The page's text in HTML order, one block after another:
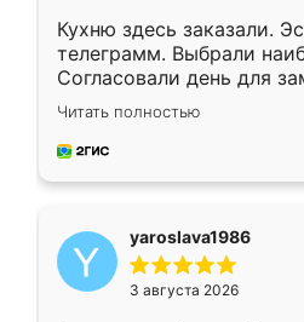
Кухню здесь заказали.
телеграмм. Выбрали
Согласовали день для
недели кухня была уже
довольны работой.
мебель за качественную
Читать полностью
yaroslava1986
3 августа 2026